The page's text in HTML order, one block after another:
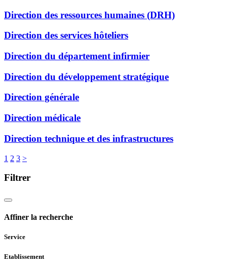
Direction des ressources humaines (DRH)
Direction des services hôteliers
Direction du département infirmier
Direction du développement stratégique
Direction générale
Direction médicale
Direction technique et des infrastructures
1 2 3 >
Filtrer
Affiner la recherche
Service
Etablissement